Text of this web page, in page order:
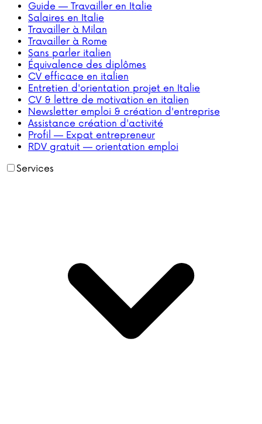
Guide — Travailler en Italie
Salaires en Italie
Travailler à Milan
Travailler à Rome
Sans parler italien
Équivalence des diplômes
CV efficace en italien
Entretien d'orientation projet en Italie
CV & lettre de motivation en italien
Newsletter emploi & création d'entreprise
Assistance création d'activité
Profil — Expat entrepreneur
RDV gratuit — orientation emploi
Services